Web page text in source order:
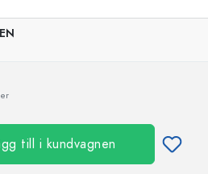
till i kundvagnen